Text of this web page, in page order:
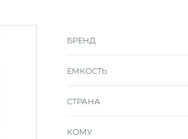
БРЕНД
ЕМКОСТЬ
СТРАНА
КОМУ